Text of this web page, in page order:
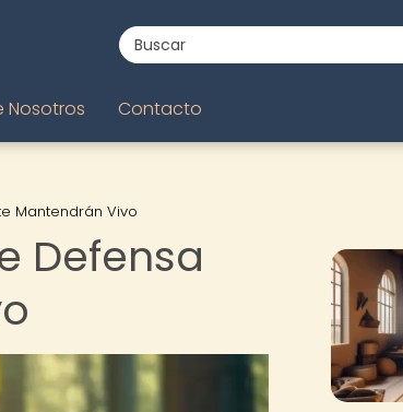
Nosotros Contacto
Mantendrán Vivo
Defensa